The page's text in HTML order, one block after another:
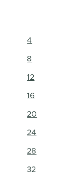
4
8
12
16
20
24
28
32